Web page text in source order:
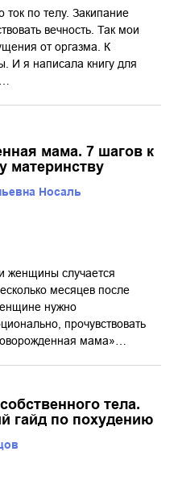
ток по телу. Закипание
вечность. Так мои
от оргазма. К
И я написала книгу для
мама. 7 шагов к
материнству
Носаль
женщины случается
месяцев после
нужно
прочувствовать
мама»…
тела.
гайд по похудению